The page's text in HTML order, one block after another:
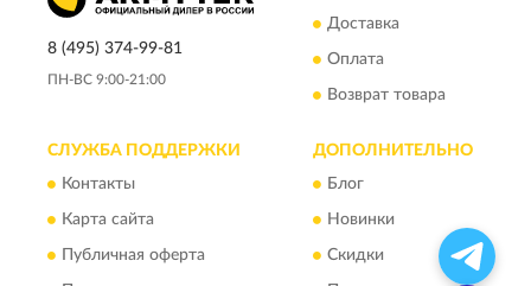
8 (495) 374-99-81
ПН-ВС 9:00-21:00
Доставка
Оплата
Возврат товара
СЛУЖБА ПОДДЕРЖКИ
Контакты
Карта сайта
Публичная оферта
ДОПОЛНИТЕЛЬНО
Блог
Новинки
Скидки